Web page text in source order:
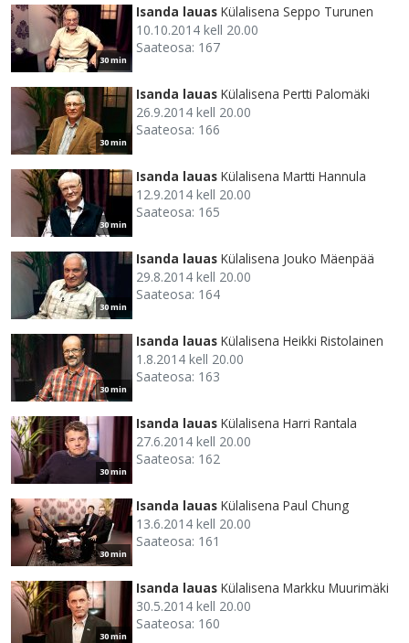
30 min
Isanda lauas Külalisena Seppo Turunen
10.10.2014 kell 20.00
Saateosa: 167
30 min
Isanda lauas Külalisena Pertti Palomäki
26.9.2014 kell 20.00
Saateosa: 166
30 min
Isanda lauas Külalisena Martti Hannula
12.9.2014 kell 20.00
Saateosa: 165
30 min
Isanda lauas Külalisena Jouko Mäenpää
29.8.2014 kell 20.00
Saateosa: 164
30 min
Isanda lauas Külalisena Heikki Ristolainen
1.8.2014 kell 20.00
Saateosa: 163
30 min
Isanda lauas Külalisena Harri Rantala
27.6.2014 kell 20.00
Saateosa: 162
30 min
Isanda lauas Külalisena Paul Chung
13.6.2014 kell 20.00
Saateosa: 161
30 min
Isanda lauas Külalisena Markku Muurimäki
30.5.2014 kell 20.00
Saateosa: 160